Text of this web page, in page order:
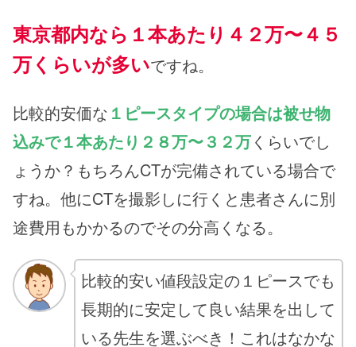
東京都内なら１本あたり４２万〜４５
万くらいが多いですね。
比較的安価な １ピースタイプの場合は被せ物
込みで１本あたり２８万〜３２万くらいでし
ょうか？もちろんCTが完備されている場合で
すね。他にCTを撮影しに行くと患者さんに別
途費用もかかるのでその分高くなる。
比較的安い値段設定の１ピースでも
長期的に安定して良い結果を出して
いる先生を選ぶべき！これはなかな